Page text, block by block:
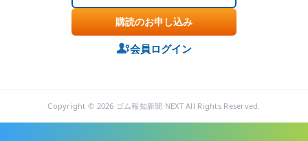
購読のお申し込み
会員ログイン
Copyright © 2026 ゴム報知新聞 NEXT All Rights Reserved.